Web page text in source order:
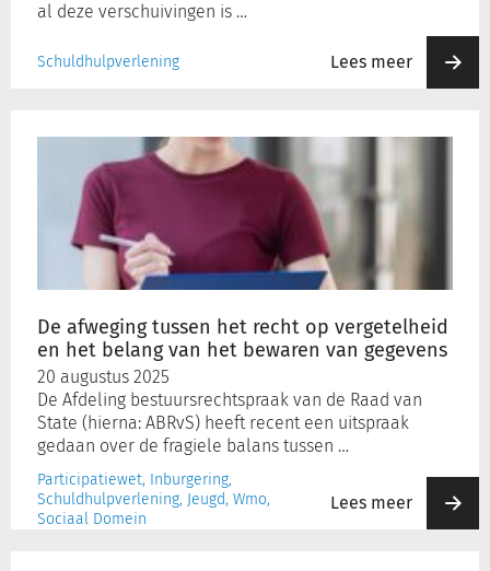
al deze verschuivingen is …
Schuldhulpverlening Lees meer
De afweging tussen het recht op vergetelheid
en het belang van het bewaren van gegevens
20 augustus 2025
De Afdeling bestuursrechtspraak van de Raad van
State (hierna: ABRvS) heeft recent een uitspraak
gedaan over de fragiele balans tussen …
Participatiewet, Inburgering,
Schuldhulpverlening, Jeugd, Wmo,
Sociaal Domein
Lees meer
vergetelheid
het
belang
van
het
bewaren
van
gegevens